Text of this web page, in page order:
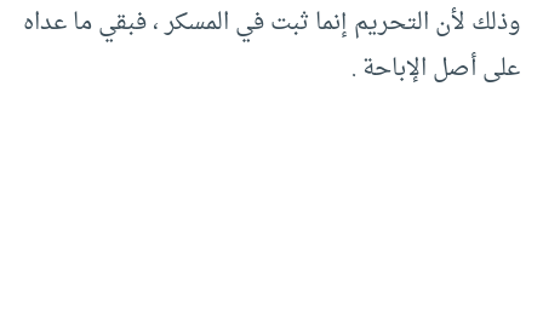
وذلك لأن التحريم إنما ثبت في المسكر ، فبقي ما عداه
على أصل الإباحة .